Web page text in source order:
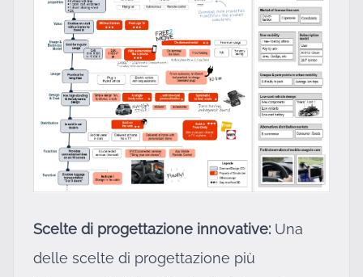
Scelte di progettazione innovative: Una
delle scelte di progettazione più